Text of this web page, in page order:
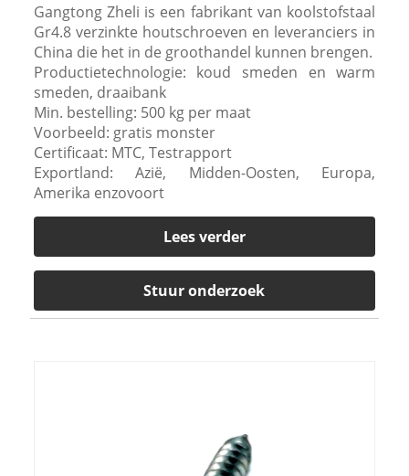
Gangtong Zheli is een fabrikant van koolstofstaal
Gr4.8 verzinkte houtschroeven en leveranciers in
China die het in de groothandel kunnen brengen.
Productietechnologie: koud smeden en warm
smeden, draaibank
Min. bestelling: 500 kg per maat
Voorbeeld: gratis monster
Certificaat: MTC, Testrapport
Exportland: Azië, Midden-Oosten, Europa,
Amerika enzovoort
Lees verder
Stuur onderzoek